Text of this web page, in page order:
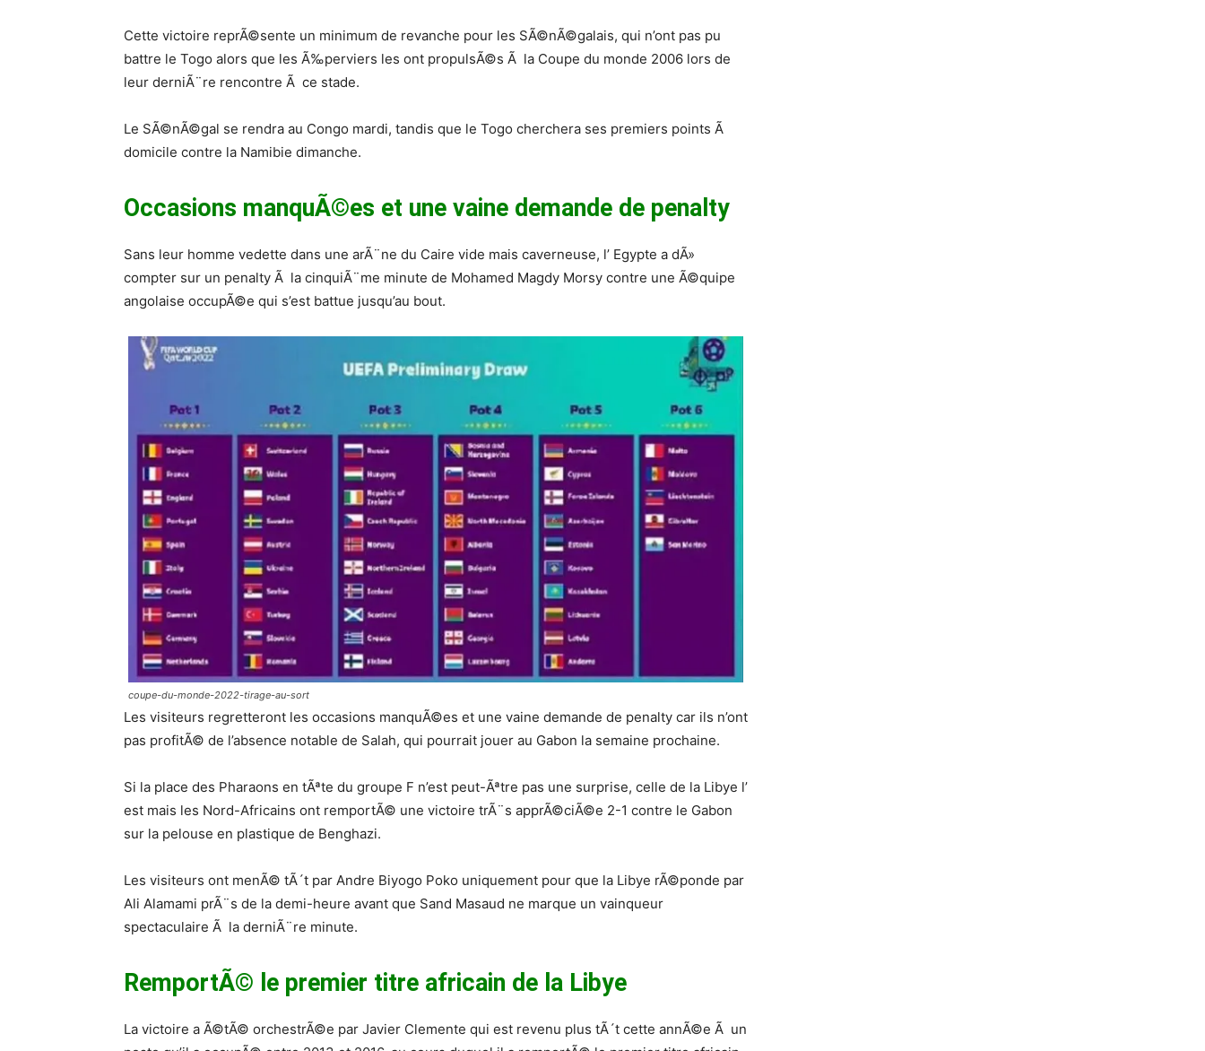
Cette victoire reprÃ©sente un minimum de revanche pour les SÃ©nÃ©galais, qui n’ont pas pu
battre le Togo alors que les Ã‰perviers les ont propulsÃ©s Ã la Coupe du monde 2006 lors de
leur derniÃ¨re rencontre Ã ce stade.
Le SÃ©nÃ©gal se rendra au Congo mardi, tandis que le Togo cherchera ses premiers points Ã
domicile contre la Namibie dimanche.
Occasions manquÃ©es et une vaine demande de penalty
Sans leur homme vedette dans une arÃ¨ne du Caire vide mais caverneuse, l’ Egypte a dÃ»
compter sur un penalty Ã la cinquiÃ¨me minute de Mohamed Magdy Morsy contre une Ã©quipe
angolaise occupÃ©e qui s’est battue jusqu’au bout.
coupe-du-monde-2022-tirage-au-sort
Les visiteurs regretteront les occasions manquÃ©es et une vaine demande de penalty car ils n’ont
pas profitÃ© de l’absence notable de Salah, qui pourrait jouer au Gabon la semaine prochaine.
Si la place des Pharaons en tÃªte du groupe F n’est peut-Ãªtre pas une surprise, celle de la Libye l’
est mais les Nord-Africains ont remportÃ© une victoire trÃ¨s apprÃ©ciÃ©e 2-1 contre le Gabon
sur la pelouse en plastique de Benghazi.
Les visiteurs ont menÃ© tÃ´t par Andre Biyogo Poko uniquement pour que la Libye rÃ©ponde par
Ali Alamami prÃ¨s de la demi-heure avant que Sand Masaud ne marque un vainqueur
spectaculaire Ã la derniÃ¨re minute.
RemportÃ© le premier titre africain de la Libye
La victoire a Ã©tÃ© orchestrÃ©e par Javier Clemente qui est revenu plus tÃ´t cette annÃ©e Ã un